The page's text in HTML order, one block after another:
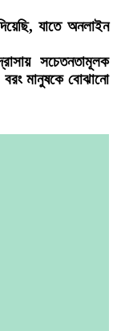
যাতে অনলাইন
সচেতনতামূলক
মানুষকে বোঝানো